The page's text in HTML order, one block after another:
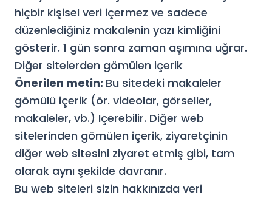
hiçbir kişisel veri içermez ve sadece
düzenlediğiniz makalenin yazı kimliğini
gösterir. 1 gün sonra zaman aşımına uğrar.
Diğer sitelerden gömülen içerik
Önerilen metin: Bu sitedeki makaleler
gömülü içerik (ör. videolar, görseller,
makaleler, vb.) Içerebilir. Diğer web
sitelerinden gömülen içerik, ziyaretçinin
diğer web sitesini ziyaret etmiş gibi, tam
olarak aynı şekilde davranır.
Bu web siteleri sizin hakkınızda veri